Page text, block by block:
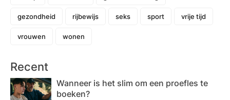
gezondheid rijbewijs seks sport vrije tijd
vrouwen wonen
Recent
Wanneer is het slim om een proefles te
boeken?